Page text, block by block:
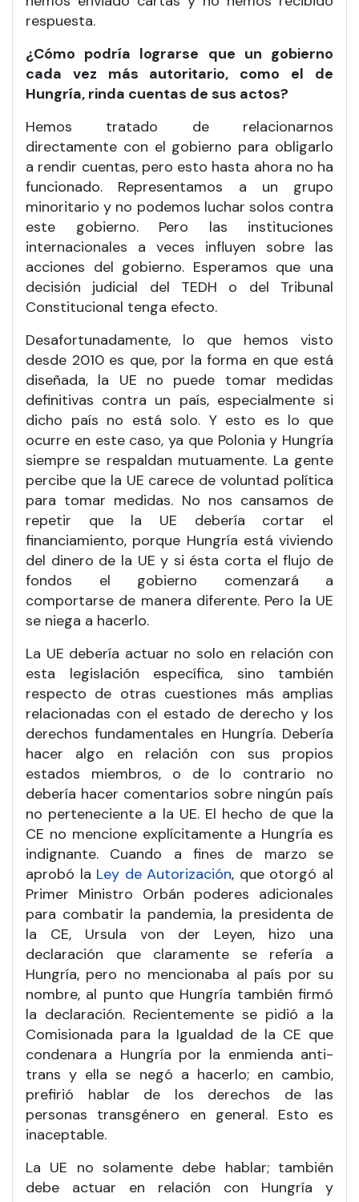
respuesta.
¿Cómo podría lograrse que un gobierno
cada vez más autoritario, como el de
Hungría, rinda cuentas de sus actos?
Hemos tratado de relacionarnos
directamente con el gobierno para obligarlo
a rendir cuentas, pero esto hasta ahora no ha
funcionado. Representamos a un grupo
minoritario y no podemos luchar solos contra
este gobierno. Pero las instituciones
internacionales a veces influyen sobre las
acciones del gobierno. Esperamos que una
decisión judicial del TEDH o del Tribunal
Constitucional tenga efecto.
Desafortunadamente, lo que hemos visto
desde 2010 es que, por la forma en que está
diseñada, la UE no puede tomar medidas
definitivas contra un país, especialmente si
dicho país no está solo. Y esto es lo que
ocurre en este caso, ya que Polonia y Hungría
siempre se respaldan mutuamente. La gente
percibe que la UE carece de voluntad política
para tomar medidas. No nos cansamos de
repetir que la UE debería cortar el
financiamiento, porque Hungría está viviendo
del dinero de la UE y si ésta corta el flujo de
fondos el gobierno comenzará a
comportarse de manera diferente. Pero la UE
se niega a hacerlo.
La UE debería actuar no solo en relación con
esta legislación específica, sino también
respecto de otras cuestiones más amplias
relacionadas con el estado de derecho y los
derechos fundamentales en Hungría. Debería
hacer algo en relación con sus propios
estados miembros, o de lo contrario no
debería hacer comentarios sobre ningún país
no perteneciente a la UE. El hecho de que la
CE no mencione explícitamente a Hungría es
indignante. Cuando a fines de marzo se
aprobó la Ley de Autorización, que otorgó al
Primer Ministro Orbán poderes adicionales
para combatir la pandemia, la presidenta de
la CE, Ursula von der Leyen, hizo una
declaración que claramente se refería a
Hungría, pero no mencionaba al país por su
nombre, al punto que Hungría también firmó
la declaración. Recientemente se pidió a la
Comisionada para la Igualdad de la CE que
condenara a Hungría por la enmienda anti-
trans y ella se negó a hacerlo; en cambio,
prefirió hablar de los derechos de las
personas transgénero en general. Esto es
inaceptable.
La UE no solamente debe hablar; también
debe actuar en relación con Hungría y